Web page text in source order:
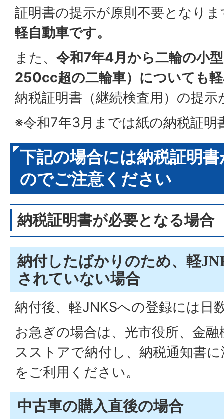
証明書の提示が原則不要となり
軽自動車です。
また、 令和7年4月から二輪の小
250cc超の二輪車）についても
納税証明書（継続検査用）の提
※令和7年3月までは紙の納税証明
下記の場合には納税証明
のでご注意ください
納税証明書が必要となる場合
納付したばかりのため、軽
されていない場合
納付後、軽JNKSへの登録には日
お急ぎの場合は、光市役所、金
スストアで納付し、納税通知書
をご利用ください。
中古車の購入直後の場合